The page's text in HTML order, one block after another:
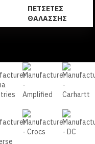
ΠΕΤΣΈΤΕΣ
ΘΑΛΆΣΣΗΣ